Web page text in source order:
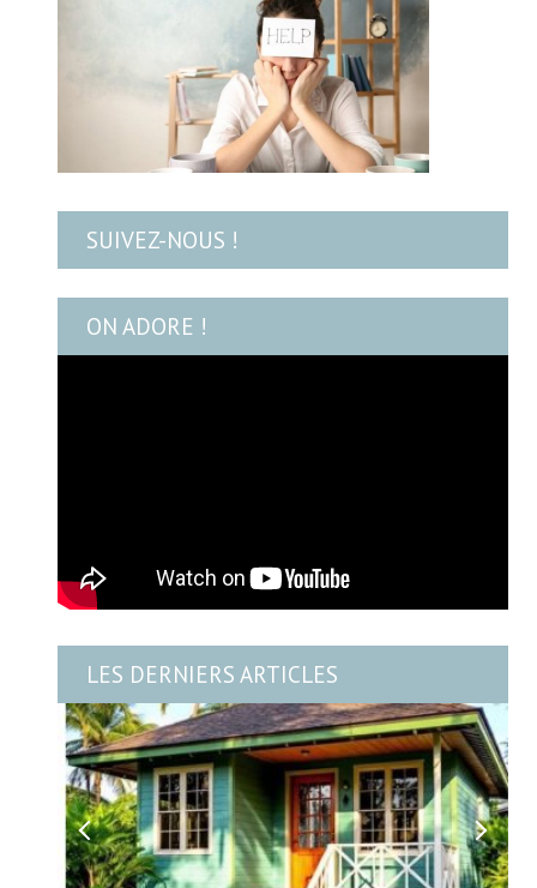
SUIVEZ-NOUS !
ON ADORE !
LES DERNIERS ARTICLES